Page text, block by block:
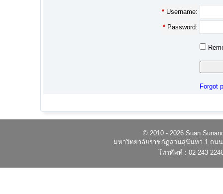
* Username:
* Password:
Forgot
© 2010 - 2026 Suan
มหาวิทยาลัยราชภัฏสวนสุนันทา 1 ถนน
โทรศัพท์ : 02-243-